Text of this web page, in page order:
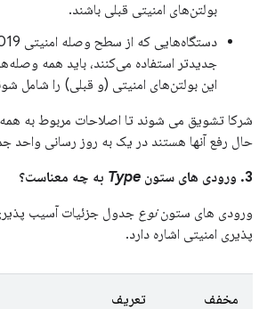
بولتن‌های امنیتی قبلی باشند.
جدیدتر استفاده می‌کنند، باید همه
این بولتن‌های امنیتی (و قبلی) را شامل
شرکا تشویق می شوند تا اصلاحات مربوط به همه
حال رفع آنها هستند در یک به روز رسانی واحد
3. ورودی های ستون
Type به چه معناست؟
ورودی های ستوننوع جدول جزئیات آسیب
پذیری امنیتی اشاره دارد.
مخفف تعریف